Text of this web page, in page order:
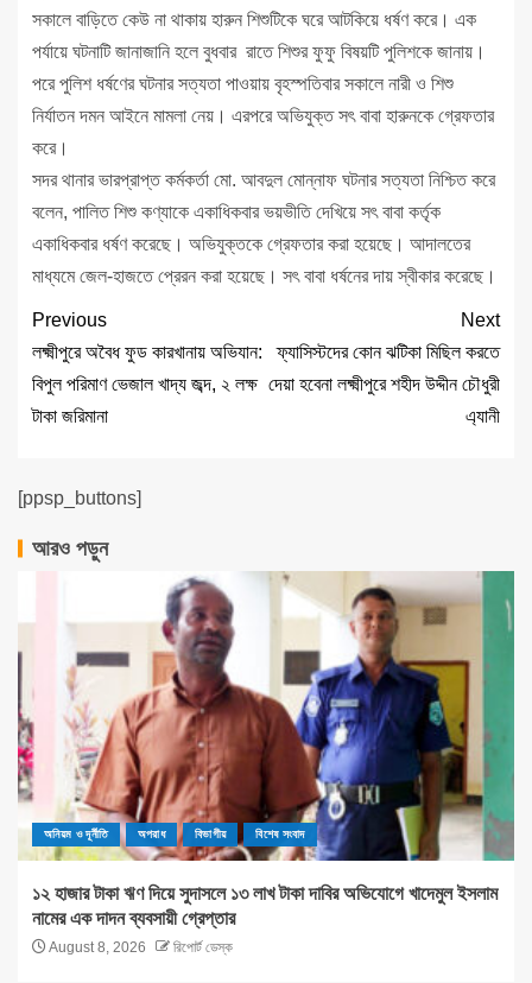
সকালে বাড়িতে কেউ না থাকায় হারুন শিশুটিকে ঘরে আটকিয়ে ধর্ষণ করে। এক
পর্যায়ে ঘটনাটি জানাজানি হলে বুধবার রাতে শিশুর ফুফু বিষয়টি পুলিশকে জানায়।
পরে পুলিশ ধর্ষণের ঘটনার সত্যতা পাওয়ায় বৃহস্পতিবার সকালে নারী ও শিশু
নির্যাতন দমন আইনে মামলা নেয়। এরপরে অভিযুক্ত সৎ বাবা হারুনকে গ্রেফতার
করে।
সদর থানার ভারপ্রাপ্ত কর্মকর্তা মো. আবদুল মোন্নাফ ঘটনার সত্যতা নিশ্চিত করে
বলেন, পালিত শিশু কণ্যাকে একাধিকবার ভয়ভীতি দেখিয়ে সৎ বাবা কর্তৃক
একাধিকবার ধর্ষণ করেছে। অভিযুক্তকে গ্রেফতার করা হয়েছে। আদালতের
মাধ্যমে জেল-হাজতে প্রেরন করা হয়েছে। সৎ বাবা ধর্ষনের দায় স্বীকার করেছে।
Previous
লক্ষ্মীপুরে অবৈধ ফুড কারখানায় অভিযান:
বিপুল পরিমাণ ভেজাল খাদ্য জব্দ, ২ লক্ষ
টাকা জরিমানা
Next
ফ্যাসিস্টদের কোন ঝটিকা মিছিল করতে
দেয়া হবেনা লক্ষ্মীপুরে শহীদ উদ্দীন চৌধুরী
এ্যানী
[ppsp_buttons]
আরও পড়ুন
অনিয়ম ও দূর্নীতি অপরাধ বিভাগীয় বিশেষ সংবাদ
১২ হাজার টাকা ঋণ দিয়ে সুদাসলে ১৩ লাখ টাকা দাবির অভিযোগে খাদেমুল ইসলাম
নামের এক দাদন ব্যবসায়ী গ্রেপ্তার
August 8, 2026 রিপোর্ট ডেস্ক